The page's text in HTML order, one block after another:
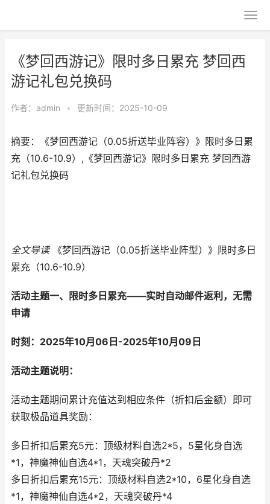
《梦回西游记》限时多日累充 梦回西
游记礼包兑换码
作者： admin • 更新时间：2025-10-09
摘要：《梦回西游记（0.05折送毕业阵容）》限时多日累
充（10.6-10.9）,《梦回西游记》限时多日累充 梦回西游
记礼包兑换码
全文导读《梦回西游记（0.05折送毕业阵型）》限时多日
累充（10.6-10.9）
活动主题一、限时多日累充——实时自动邮件返利，无需
申请
时刻：2025年10月 06 日-2025年10月 09 日
活动主题说明：
活动主题期间累计充值达到相应条件（折扣后金额）即可
获取极品道具奖励：
多日折扣后累充5元：顶级材料自选2*5，5星化身自选
*1，神魔神仙自选4*1，天魂突破丹*2
多日折扣后累充15元：顶级材料自选2*10，6星化身自选
*1，神魔神仙自选4*2，天魂突破丹*4